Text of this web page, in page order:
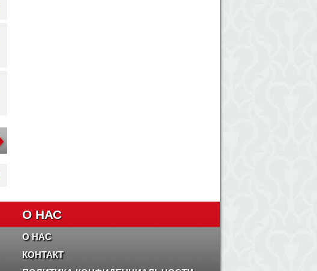
О НАС
О НАС
КОНТАКТ